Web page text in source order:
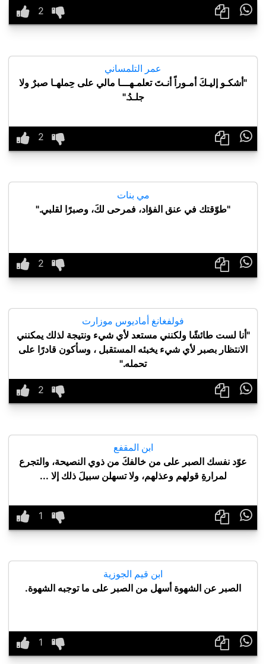

عمر التلمساني
"أشكـو إليـكَ أمـوراً أنـتَ تعلمـهـــا مالي على حِملهـا صبرٌ ولا
جلـدُ."

مي بنات
"طوّقتك في عنق الفؤاد، فمرحى لكَ، وصبرًا لقلبي."

فولفغانغ أماديوس موزارت
"أنا لست طائشًا ولكنني مستعد لأي شيء ونتيجة لذلك يمكنني
الانتظار بصبر لأي شيء يخبئه المستقبل ، وسأكون قادرًا على
تحمله."

ابن المقفع
عوّد نفسك الصبر على من خالفكَ من ذوي النصيحة، والتجرع
لمرارةِ قولهم وعذلهم، ولا تسهلن سبيلَ ذلك إلا ...

ابن قيم الجوزية
الصبر عن الشهوة أسهل من الصبر على ما توجبه الشهوة.
